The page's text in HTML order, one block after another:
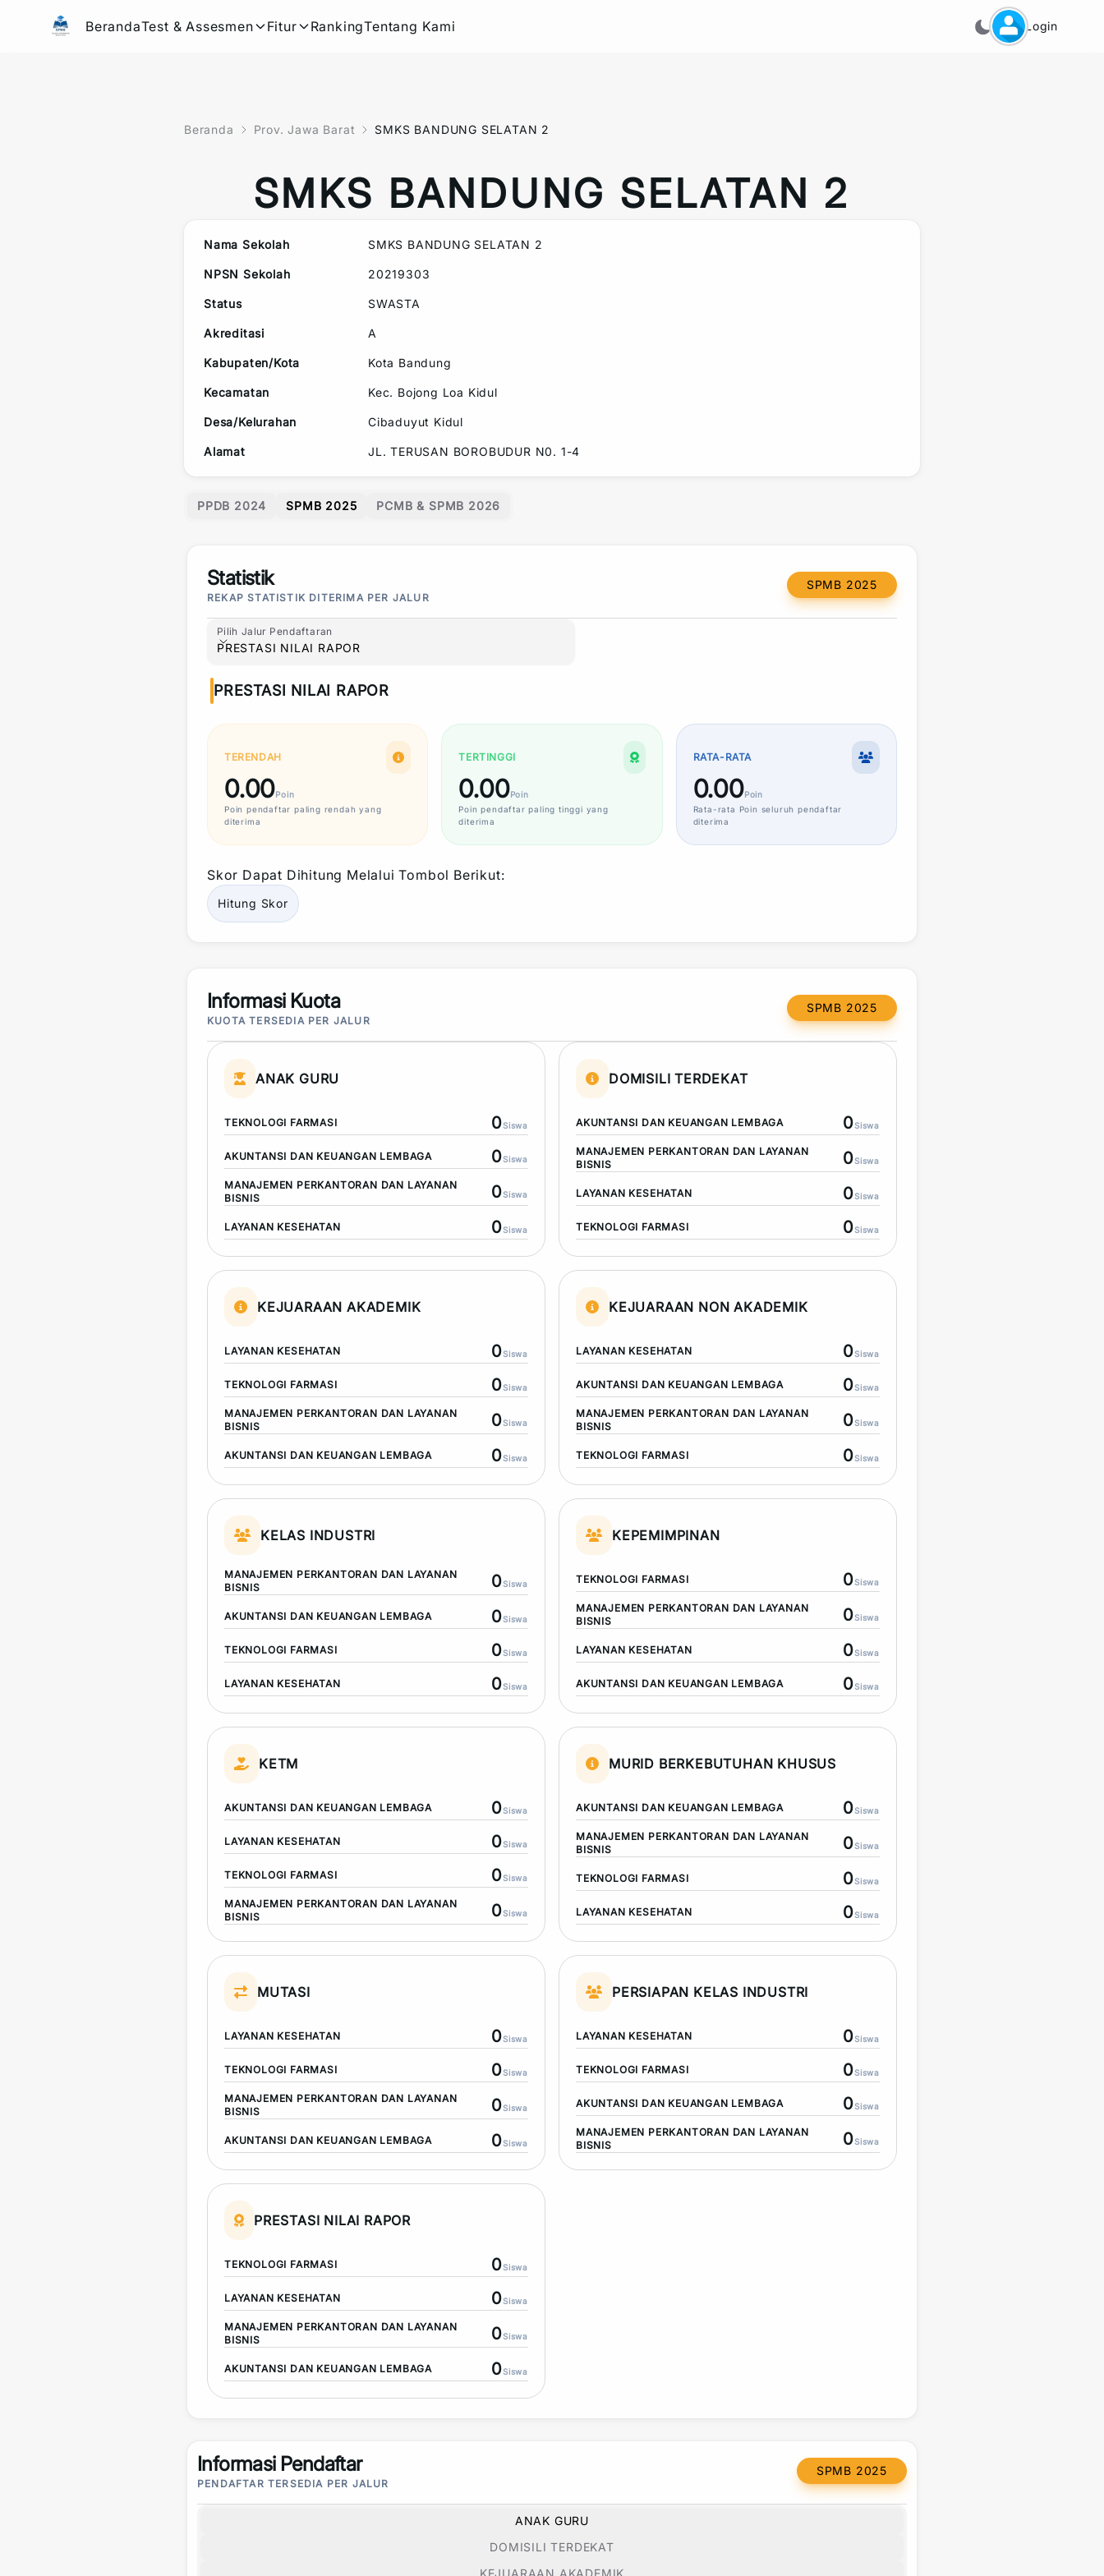
BerandaTest & Assesmen Fitur RankingTentang Kami Login
Beranda Prov. Jawa Barat SMKS BANDUNG SELATAN 2
SMKS BANDUNG SELATAN 2
Nama Sekolah SMKS BANDUNG SELATAN 2
NPSN Sekolah 20219303
Status SWASTA
Akreditasi A
Kabupaten/Kota Kota Bandung
Kecamatan Kec. Bojong Loa Kidul
Desa/Kelurahan Cibaduyut Kidul
Alamat JL. TERUSAN BOROBUDUR N0. 1-4
PPDB 2024 SPMB 2025 PCMB & SPMB 2026
Statistik
REKAP STATISTIK DITERIMA PER JALUR
SPMB 2025
Pilih Jalur Pendaftaran
Pilih Jalur Pendaftaran
PRESTASI NILAI RAPOR
PRESTASI NILAI RAPOR
TERENDAH
0.00Poin
Poin pendaftar paling rendah yang
diterima
TERTINGGI
0.00Poin
Poin pendaftar paling tinggi yang
diterima
RATA-RATA
0.00Poin
Rata-rata Poin seluruh pendaftar
diterima
Skor Dapat Dihitung Melalui Tombol Berikut:
Hitung Skor
Informasi Kuota
KUOTA TERSEDIA PER JALUR
SPMB 2025
ANAK GURU
TEKNOLOGI FARMASI 0Siswa
AKUNTANSI DAN KEUANGAN LEMBAGA 0Siswa
MANAJEMEN PERKANTORAN DAN LAYANAN
BISNIS
0Siswa
LAYANAN KESEHATAN 0Siswa
DOMISILI TERDEKAT
AKUNTANSI DAN KEUANGAN LEMBAGA 0Siswa
MANAJEMEN PERKANTORAN DAN LAYANAN
BISNIS
0Siswa
LAYANAN KESEHATAN 0Siswa
TEKNOLOGI FARMASI 0Siswa
KEJUARAAN AKADEMIK
LAYANAN KESEHATAN 0Siswa
TEKNOLOGI FARMASI 0Siswa
MANAJEMEN PERKANTORAN DAN LAYANAN
BISNIS
0Siswa
AKUNTANSI DAN KEUANGAN LEMBAGA 0Siswa
KEJUARAAN NON AKADEMIK
LAYANAN KESEHATAN 0Siswa
AKUNTANSI DAN KEUANGAN LEMBAGA 0Siswa
MANAJEMEN PERKANTORAN DAN LAYANAN
BISNIS
0Siswa
TEKNOLOGI FARMASI 0Siswa
KELAS INDUSTRI
MANAJEMEN PERKANTORAN DAN LAYANAN
BISNIS
0Siswa
AKUNTANSI DAN KEUANGAN LEMBAGA 0Siswa
TEKNOLOGI FARMASI 0Siswa
LAYANAN KESEHATAN 0Siswa
KEPEMIMPINAN
TEKNOLOGI FARMASI 0Siswa
MANAJEMEN PERKANTORAN DAN LAYANAN
BISNIS
0Siswa
LAYANAN KESEHATAN 0Siswa
AKUNTANSI DAN KEUANGAN LEMBAGA 0Siswa
KETM
AKUNTANSI DAN KEUANGAN LEMBAGA 0Siswa
LAYANAN KESEHATAN 0Siswa
TEKNOLOGI FARMASI 0Siswa
MANAJEMEN PERKANTORAN DAN LAYANAN
BISNIS
0Siswa
MURID BERKEBUTUHAN KHUSUS
AKUNTANSI DAN KEUANGAN LEMBAGA 0Siswa
MANAJEMEN PERKANTORAN DAN LAYANAN
BISNIS
0Siswa
TEKNOLOGI FARMASI 0Siswa
LAYANAN KESEHATAN 0Siswa
MUTASI
LAYANAN KESEHATAN 0Siswa
TEKNOLOGI FARMASI 0Siswa
MANAJEMEN PERKANTORAN DAN LAYANAN
BISNIS
0Siswa
AKUNTANSI DAN KEUANGAN LEMBAGA 0Siswa
PERSIAPAN KELAS INDUSTRI
LAYANAN KESEHATAN 0Siswa
TEKNOLOGI FARMASI 0Siswa
AKUNTANSI DAN KEUANGAN LEMBAGA 0Siswa
MANAJEMEN PERKANTORAN DAN LAYANAN
BISNIS
0Siswa
PRESTASI NILAI RAPOR
TEKNOLOGI FARMASI 0Siswa
LAYANAN KESEHATAN 0Siswa
MANAJEMEN PERKANTORAN DAN LAYANAN
BISNIS
0Siswa
AKUNTANSI DAN KEUANGAN LEMBAGA 0Siswa
Informasi Pendaftar
PENDAFTAR TERSEDIA PER JALUR
SPMB 2025
ANAK GURU
DOMISILI TERDEKAT
KEJUARAAN AKADEMIK